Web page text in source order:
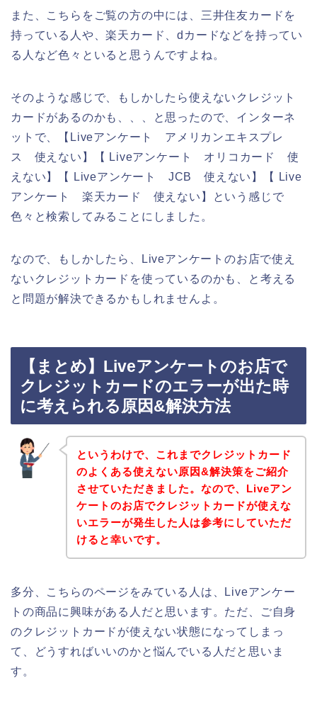
また、こちらをご覧の方の中には、三井住友カードを
持っている人や、楽天カード、dカードなどを持ってい
る人など色々といると思うんですよね。
そのような感じで、もしかしたら使えないクレジット
カードがあるのかも、、、と思ったので、インターネ
ットで、【Liveアンケート アメリカンエキスプレ
ス 使えない】【 Liveアンケート オリコカード 使
えない】【 Liveアンケート JCB 使えない】【 Live
アンケート 楽天カード 使えない】という感じで
色々と検索してみることにしました。
なので、もしかしたら、Liveアンケートのお店で使え
ないクレジットカードを使っているのかも、と考える
と問題が解決できるかもしれませんよ。
【まとめ】Liveアンケートのお店で
クレジットカードのエラーが出た時
に考えられる原因&解決方法
というわけで、これまでクレジットカード
のよくある使えない原因&解決策をご紹介
させていただきました。なので、Liveアン
ケートのお店でクレジットカードが使えな
いエラーが発生した人は参考にしていただ
けると幸いです。
多分、こちらのページをみている人は、Liveアンケー
トの商品に興味がある人だと思います。ただ、ご自身
のクレジットカードが使えない状態になってしまっ
て、どうすればいいのかと悩んでいる人だと思いま
す。